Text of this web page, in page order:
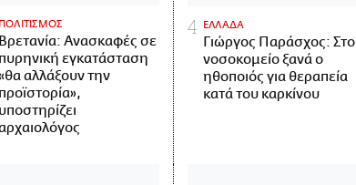
ΠΟΛΙΤΙΣΜΟΣ
Βρετανία: Ανασκαφές σε
πυρηνική εγκατάσταση
αλλάξουν την
προϊστορία»,
υποστηρίζει
ΕΛΛΑΔΑ
Γιώργος Παράσχος: Στο
νοσοκομείο ξανά ο
ηθοποιός για θεραπεία
κατά του καρκίνου